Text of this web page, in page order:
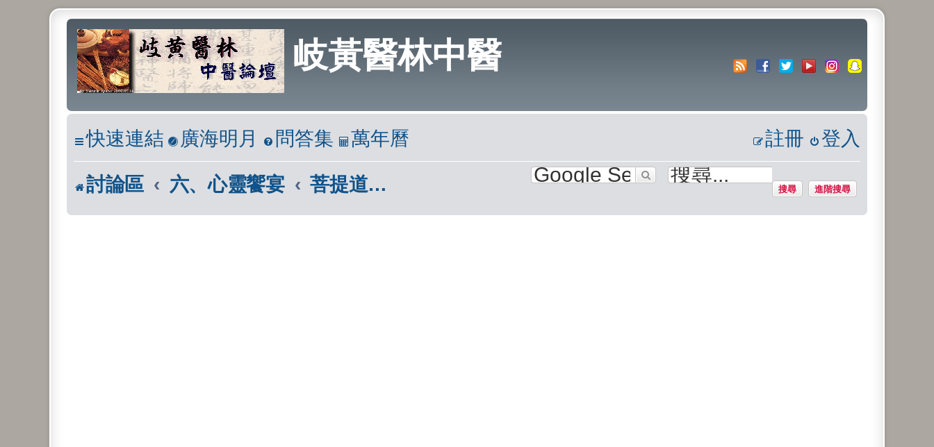
岐黃醫林中醫
快速連結 廣海明月 問答集 萬年曆 登入
註冊
討論區 六、心靈饗宴 菩提道次第廣論|南山律在家備覽 搜尋 進階搜尋